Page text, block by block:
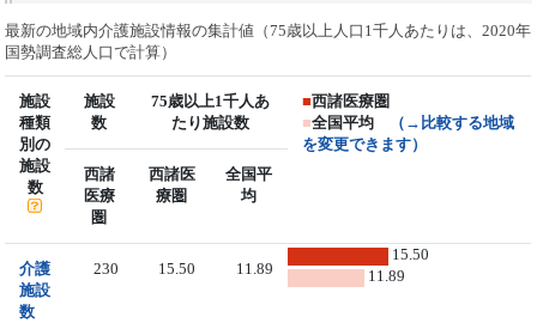
最新の地域内介護施設情報の集計値（75歳以上人口1千人あたりは、2020年
国勢調査総人口で計算）
施設
種類
別の
施設
数
施設
数
75歳以上1千人あ
たり施設数
■西諸医療圏
■全国平均
（→比較する地域
を変更できます）
西諸
医療
圏
西諸医
療圏
全国平
均
介護
施設
数
230 15.50 11.89
15.50
11.89